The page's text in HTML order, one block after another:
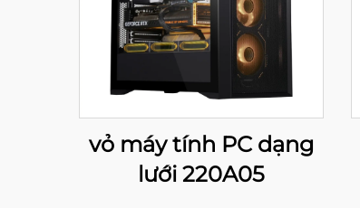
vỏ máy tính PC dạng
lưới 220A05